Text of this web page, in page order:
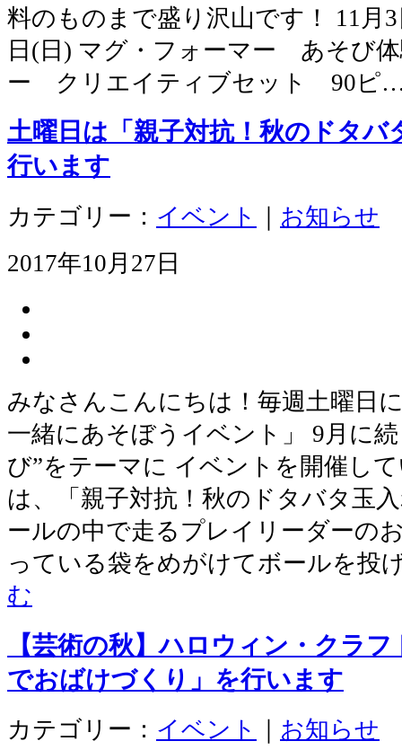
料のものまで盛り沢山です！ 11月
日(日) マグ・フォーマー あそび
ー クリエイティブセット 90ピ
土曜日は「親子対抗！秋のドタバ
行います
カテゴリー： イベント
お知らせ
2017年10月27日
みなさんこんにちは！毎週土曜日
一緒にあそぼうイベント」 9月に
び”をテーマに イベントを開催し
は、「親子対抗！秋のドタバタ玉
ールの中で走るプレイリーダーの
っている袋をめがけてボールを投
む
【芸術の秋】ハロウィン・クラ
でおばけづくり」を行います
カテゴリー： イベント
お知らせ